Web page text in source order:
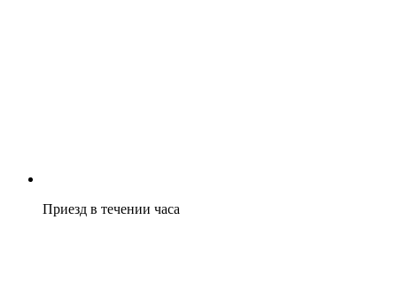
Приезд в течении часа